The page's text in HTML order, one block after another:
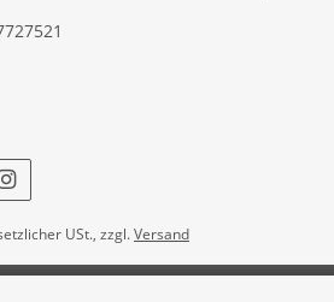
USt., zzgl.Versand